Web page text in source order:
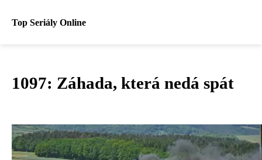
Top Seriály Online
1097: Záhada, která nedá spát